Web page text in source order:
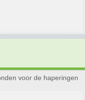
voor de haperingen